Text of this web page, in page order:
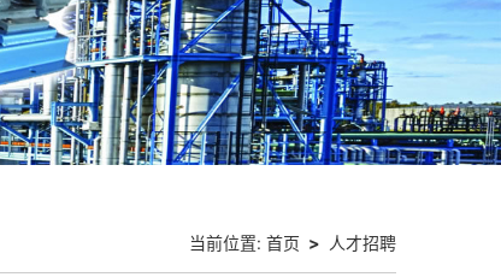
当前位置: 首页 > 人才招聘